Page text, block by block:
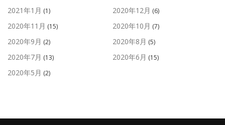
2021年1月 (1) 2020年12月 (6)
2020年11月 (15) 2020年10月 (7)
2020年9月 (2) 2020年8月 (5)
2020年7月 (13) 2020年6月 (15)
2020年5月 (2)